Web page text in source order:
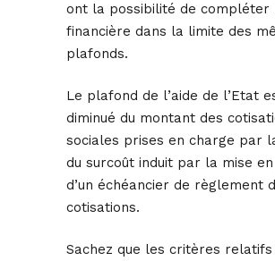
ont la possibilité de compléter
financière dans la limite des
plafonds.
Le plafond de l’aide de l’Etat
diminué du montant des
sociales prises en charge par
du surcoût induit par la mise
d’un échéancier de règlement
cotisations.
Sachez que les critères relatifs